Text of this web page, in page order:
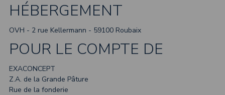
HÉBERGEMENT
OVH - 2 rue Kellermann - 59100 Roubaix
POUR LE COMPTE DE
EXACONCEPT
Z.A. de la Grande Pâture
Rue de la fonderie